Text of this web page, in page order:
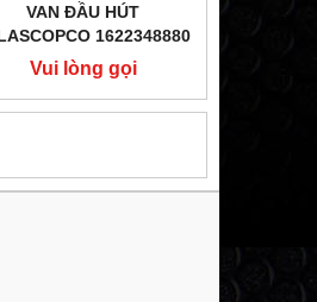
VAN ĐẦU HÚT
1622348880
Vui lòng gọi